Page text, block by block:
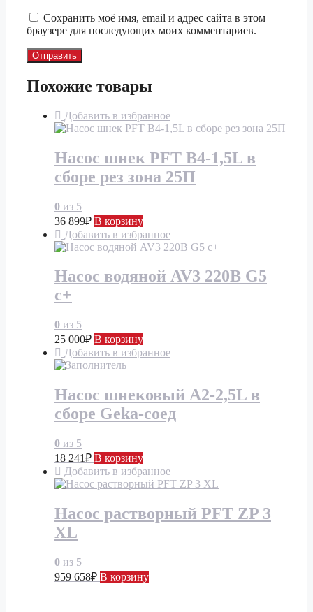
Сохранить моё имя, email и адрес сайта в этом
браузере для последующих моих комментариев.
Похожие товары
Добавить в избранное
Насос шнек PFT В4-1,5L в
сборе рез зона 25П
0 из 5
36 899₽ В корзину
Добавить в избранное
Насос водяной AV3 220В G5
c+
0 из 5
25 000₽ В корзину
Добавить в избранное
Насос шнековый А2-2,5L в
сборе Geka-соед
0 из 5
18 241₽ В корзину
Добавить в избранное
Насос растворный PFT ZP 3
XL
0 из 5
959 658₽ В корзину